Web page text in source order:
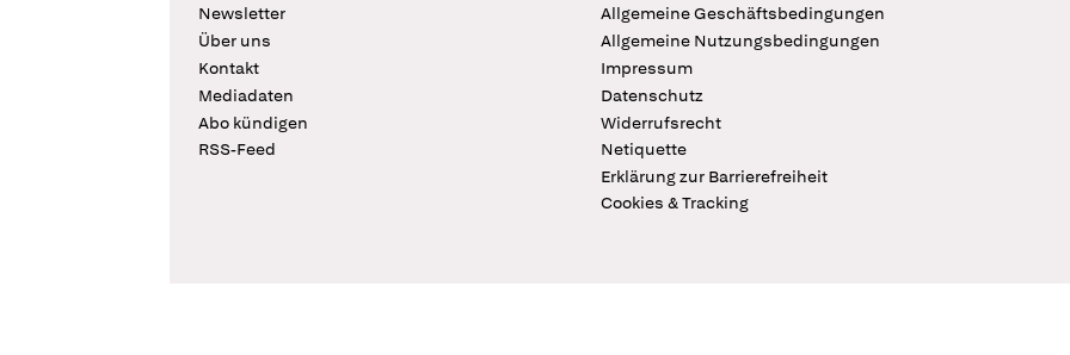
Newsletter
Über uns
Kontakt
Mediadaten
Abo kündigen
RSS-Feed
Allgemeine Geschäftsbedingungen
Allgemeine Nutzungsbedingungen
Impressum
Datenschutz
Widerrufsrecht
Netiquette
Erklärung zur Barrierefreiheit
Cookies & Tracking